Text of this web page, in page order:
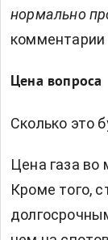
нормально
Цена вопроса
Сколько это
Цена газа во
Кроме того,